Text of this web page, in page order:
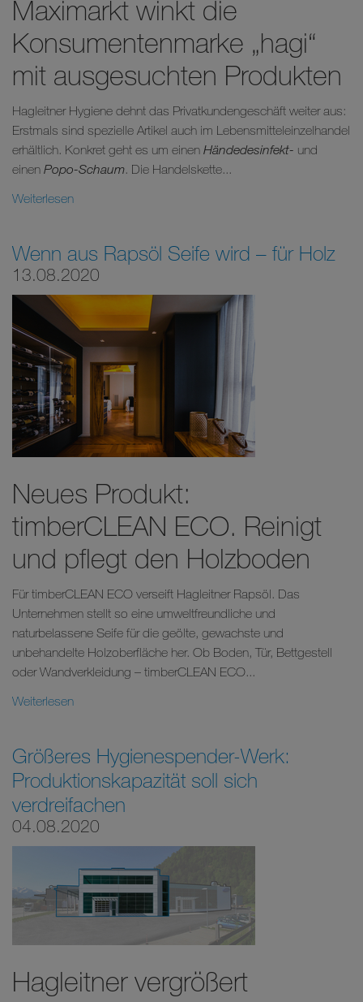
Maximarkt winkt die
Konsumentenmarke „hagi“
mit ausgesuchten Produkten
Hagleitner Hygiene dehnt das Privatkundengeschäft weiter aus:
Erstmals sind spezielle Artikel auch im Lebensmitteleinzelhandel
erhältlich. Konkret geht es um einen Händedesinfekt- und
einen Popo-Schaum. Die Handelskette...
Weiterlesen
Wenn aus Rapsöl Seife wird – für Holz
13.08.2020
Neues Produkt:
timberCLEAN ECO. Reinigt
und pflegt den Holzboden
Für timberCLEAN ECO verseift Hagleitner Rapsöl. Das
Unternehmen stellt so eine umweltfreundliche und
naturbelassene Seife für die geölte, gewachste und
unbehandelte Holzoberfläche her. Ob Boden, Tür, Bettgestell
oder Wandverkleidung – timberCLEAN ECO...
Weiterlesen
Größeres Hygienespender-Werk:
Produktionskapazität soll sich
verdreifachen
04.08.2020
Hagleitner vergrößert